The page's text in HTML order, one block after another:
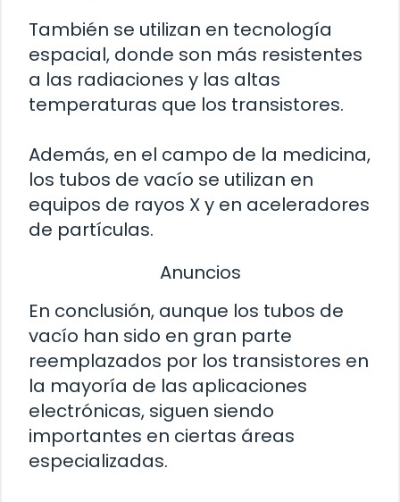
También se utilizan en tecnología
espacial, donde son más resistentes
a las radiaciones y las altas
temperaturas que los transistores.
Además, en el campo de la medicina,
los tubos de vacío se utilizan en
equipos de rayos X y en aceleradores
de partículas.
Anuncios
En conclusión, aunque los tubos de
vacío han sido en gran parte
reemplazados por los transistores en
la mayoría de las aplicaciones
electrónicas, siguen siendo
importantes en ciertas áreas
especializadas.